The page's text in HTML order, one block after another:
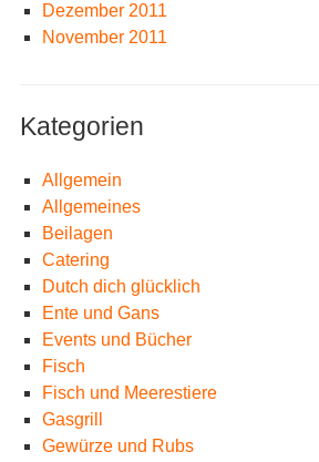
Dezember 2011
November 2011
Kategorien
Allgemein
Allgemeines
Beilagen
Catering
Dutch dich glücklich
Ente und Gans
Events und Bücher
Fisch
Fisch und Meerestiere
Gasgrill
Gewürze und Rubs